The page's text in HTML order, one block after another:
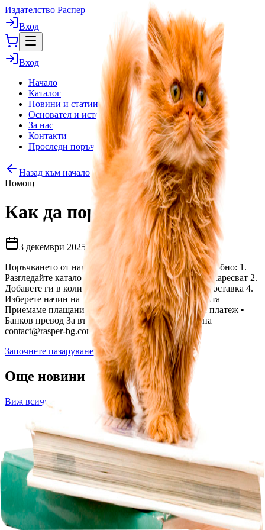
Издателство Распер
Вход
Вход
Начало
Каталог
Новини и статии
Основател и история
За нас
Контакти
Проследи поръчка
Назад към начало
Помощ
Как да поръчате онлайн
3 декември 2025 г.
Поръчването от нашия онлайн магазин е лесно и удобно: 1.
Разгледайте каталога и изберете книгите, които ви харесват 2.
Добавете ги в количката 3. Попълнете данните за доставка 4.
Изберете начин на плащане 5. Потвърдете поръчката
Приемаме плащания: • С карта онлайн • Наложен платеж •
Банков превод За въпроси можете да ни пишете на
contact@rasper-bg.com
Започнете пазаруване→
Още новини
Виж всички статии